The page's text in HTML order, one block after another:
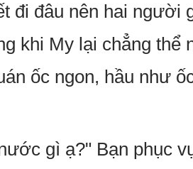
đi đâu nên hai người
khi My lại chẳng thể
ốc ngon, hầu như
gì ạ?" Bạn phục